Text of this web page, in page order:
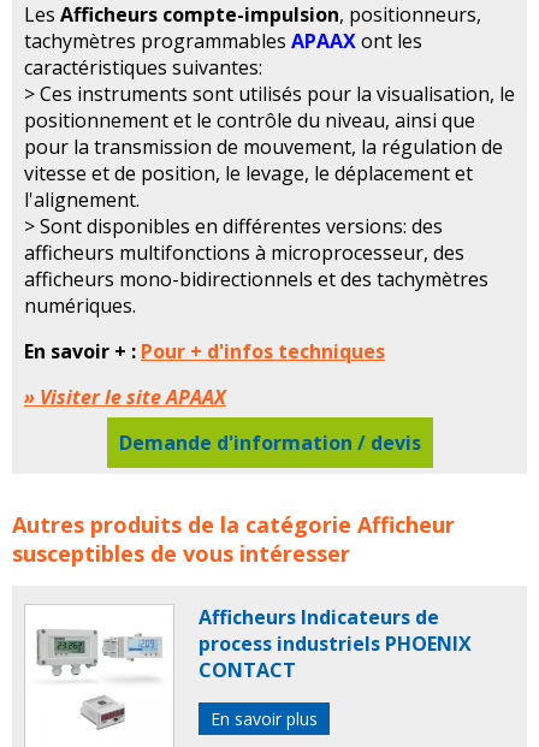
Les Afficheurs compte-impulsion, positionneurs,
tachymètres programmables APAAXont les
caractéristiques suivantes:
> Ces instruments sont utilisés pour la visualisation, le
positionnement et le contrôle du niveau, ainsi que
pour la transmission de mouvement, la régulation de
vitesse et de position, le levage, le déplacement et
l'alignement.
> Sont disponibles en différentes versions: des
afficheurs multifonctions à microprocesseur, des
afficheurs mono-bidirectionnels et des tachymètres
numériques.
En savoir + : Pour + d'infos techniques
» Visiter le site APAAX
Demande d'information / devis
Afficheurs compte-impulsion APAAX concerne les
familles de produits :apaaxafficheur
impulsions
Autres produits de la catégorie Afficheur
susceptibles de vous intéresser
Afficheurs Indicateurs de
process industriels PHOENIX
CONTACT
En savoir plus